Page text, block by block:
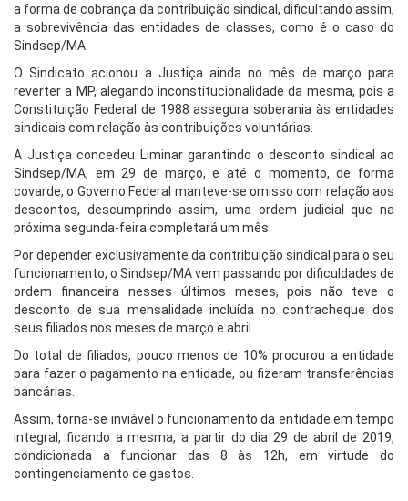
a forma de cobrança da contribuição sindical, dificultando assim,
a sobrevivência das entidades de classes, como é o caso do
Sindsep/MA.
O Sindicato acionou a Justiça ainda no mês de março para
reverter a MP, alegando inconstitucionalidade da mesma, pois a
Constituição Federal de 1988 assegura soberania às entidades
sindicais com relação às contribuições voluntárias.
A Justiça concedeu Liminar garantindo o desconto sindical ao
Sindsep/MA, em 29 de março, e até o momento, de forma
covarde, o Governo Federal manteve-se omisso com relação aos
descontos, descumprindo assim, uma ordem judicial que na
próxima segunda-feira completará um mês.
Por depender exclusivamente da contribuição sindical para o seu
funcionamento, o Sindsep/MA vem passando por dificuldades de
ordem financeira nesses últimos meses, pois não teve o
desconto de sua mensalidade incluída no contracheque dos
seus filiados nos meses de março e abril.
Do total de filiados, pouco menos de 10% procurou a entidade
para fazer o pagamento na entidade, ou fizeram transferências
bancárias.
Assim, torna-se inviável o funcionamento da entidade em tempo
integral, ficando a mesma, a partir do dia 29 de abril de 2019,
condicionada a funcionar das 8 às 12h, em virtude do
contingenciamento de gastos.